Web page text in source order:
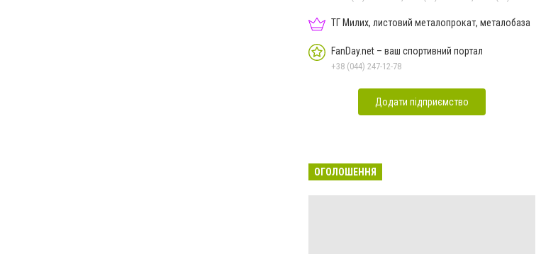
ТГ Милих, листовий металопрокат, металобаза
FanDay.net – ваш спортивний портал
+38 (044) 247-12-78
Додати підприємство
ОГОЛОШЕННЯ